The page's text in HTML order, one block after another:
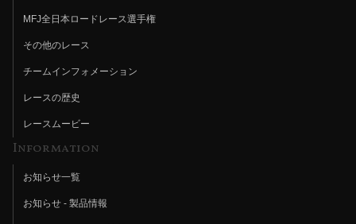
MFJ全日本ロードレース選手権
その他のレース
チームインフォメーション
レースの歴史
レースムービー
Information
お知らせ一覧
お知らせ - 製品情報